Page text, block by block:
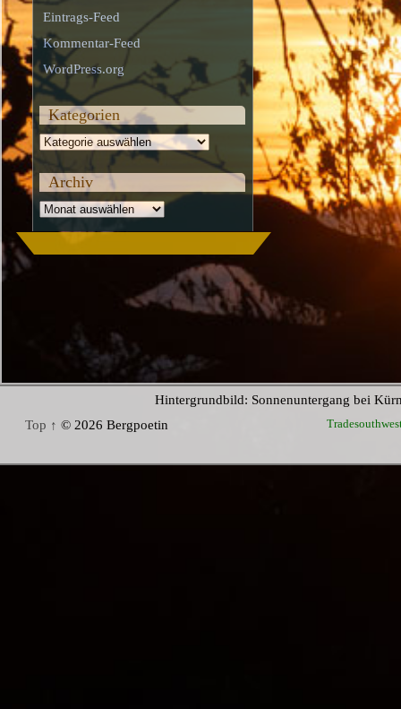
Eintrags-Feed
Kommentar-Feed
WordPress.org
Kategorien
Kategorien
Archiv
Archiv
Hintergrundbild: Sonnenuntergang bei
Top ↑ © 2026 Bergpoetin